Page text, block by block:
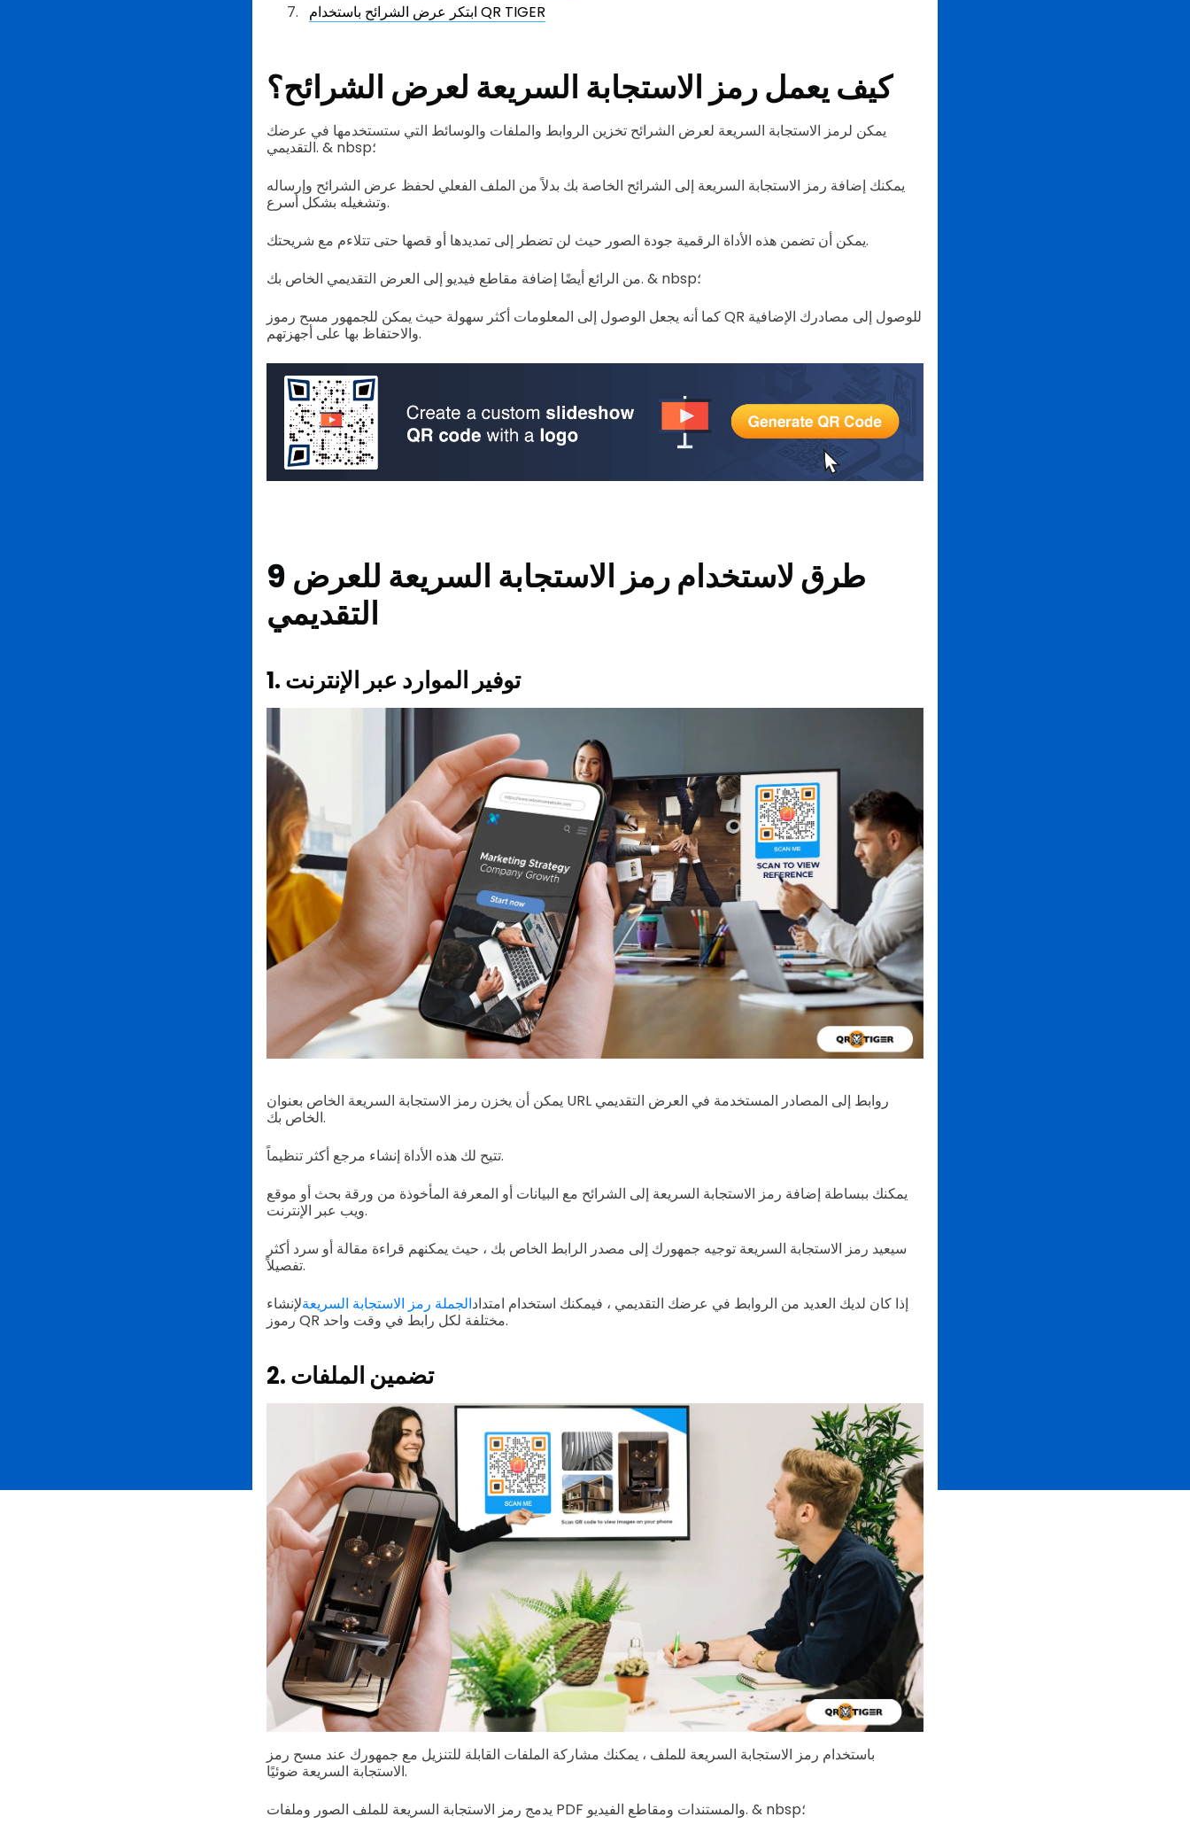
ابتكر عرض الشرائح باستخدام QR TIGER
كيف يعمل رمز الاستجابة السريعة لعرض الشرائح؟
يمكن لرمز الاستجابة السريعة لعرض الشرائح تخزين الروابط والملفات والوسائط التي ستستخدمها في عرضك
التقديمي. & nbsp؛
يمكنك إضافة رمز الاستجابة السريعة إلى الشرائح الخاصة بك بدلاً من الملف الفعلي لحفظ عرض الشرائح وإرساله
وتشغيله بشكل أسرع.
يمكن أن تضمن هذه الأداة الرقمية جودة الصور حيث لن تضطر إلى تمديدها أو قصها حتى تتلاءم مع شريحتك.
من الرائع أيضًا إضافة مقاطع فيديو إلى العرض التقديمي الخاص بك. & nbsp؛
كما أنه يجعل الوصول إلى المعلومات أكثر سهولة حيث يمكن للجمهور مسح رموز QR للوصول إلى مصادرك الإضافية
والاحتفاظ بها على أجهزتهم.
9 طرق لاستخدام رمز الاستجابة السريعة للعرض
التقديمي
1. توفير الموارد عبر الإنترنت
يمكن أن يخزن رمز الاستجابة السريعة الخاص بعنوان URL روابط إلى المصادر المستخدمة في العرض التقديمي
الخاص بك.
تتيح لك هذه الأداة إنشاء مرجع أكثر تنظيماً.
يمكنك ببساطة إضافة رمز الاستجابة السريعة إلى الشرائح مع البيانات أو المعرفة المأخوذة من ورقة بحث أو موقع
ويب عبر الإنترنت.
سيعيد رمز الاستجابة السريعة توجيه جمهورك إلى مصدر الرابط الخاص بك ، حيث يمكنهم قراءة مقالة أو سرد أكثر
تفصيلاً.
إذا كان لديك العديد من الروابط في عرضك التقديمي ، فيمكنك استخدام امتدادالجملة رمز الاستجابة السريعةلإنشاء
رموز QR مختلفة لكل رابط في وقت واحد.
2. تضمين الملفات
باستخدام رمز الاستجابة السريعة للملف ، يمكنك مشاركة الملفات القابلة للتنزيل مع جمهورك عند مسح رمز
الاستجابة السريعة ضوئيًا.
يدمج رمز الاستجابة السريعة للملف الصور وملفات PDF والمستندات ومقاطع الفيديو. & nbsp؛